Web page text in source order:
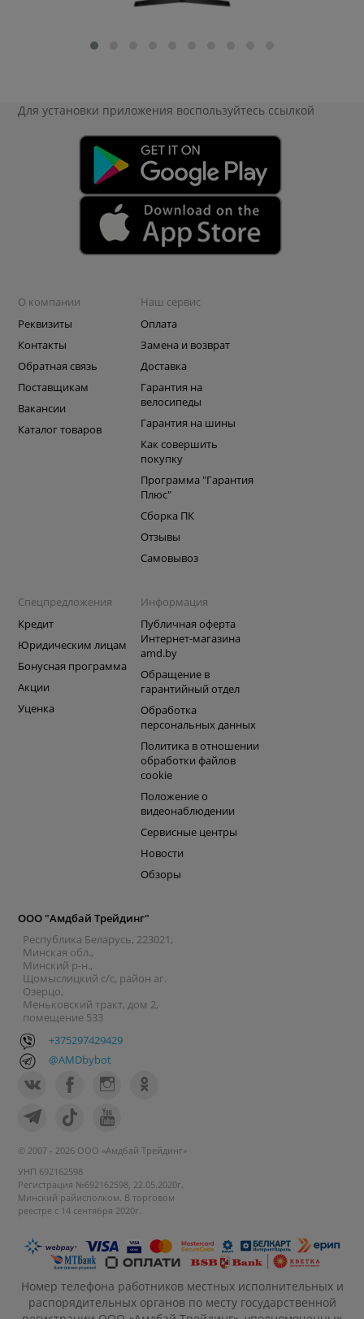
Для установки приложения воспользуйтесь ссылкой
О компании
Реквизиты
Контакты
Обратная связь
Поставщикам
Вакансии
Каталог товаров
Наш сервис
Оплата
Замена и возврат
Доставка
Гарантия на
велосипеды
Гарантия на шины
Как совершить
покупку
Программа "Гарантия
Плюс"
Сборка ПК
Отзывы
Самовывоз
Спецпредложения
Кредит
Юридическим лицам
Бонусная программа
Акции
Уценка
Информация
Публичная оферта
Интернет-магазина
amd.by
Обращение в
гарантийный отдел
Обработка
персональных данных
Политика в отношении
обработки файлов
cookie
Положение о
видеонаблюдении
Сервисные центры
Новости
Обзоры
ООО "Амдбай Трейдинг"
Республика Беларусь, 223021,
Минская обл.,
Минский р-н.,
Щомыслицкий с/с, район аг.
Озерцо,
Меньковский тракт, дом 2,
помещение 533
+375297429429
@AMDbybot
© 2007 - 2026 ООО «Амдбай Трейдинг»
УНП 692162598
Регистрация №692162598, 22.05.2020г.
Минский райисполком. В торговом
реестре с 14 сентября 2020г.
Номер телефона работников местных исполнительных и
распорядительных органов по месту государственной